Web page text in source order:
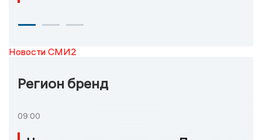
Новости СМИ2
Регион бренд
09:00